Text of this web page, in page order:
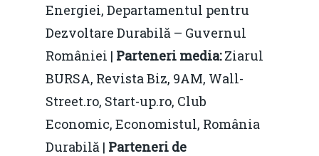
Energiei, Departamentul pentru
Dezvoltare Durabilă – Guvernul
României | Parteneri media:Ziarul
BURSA, Revista Biz, 9AM, Wall-
Street.ro, Start-up.ro, Club
Economic, Economistul, România
Durabilă | Parteneri de